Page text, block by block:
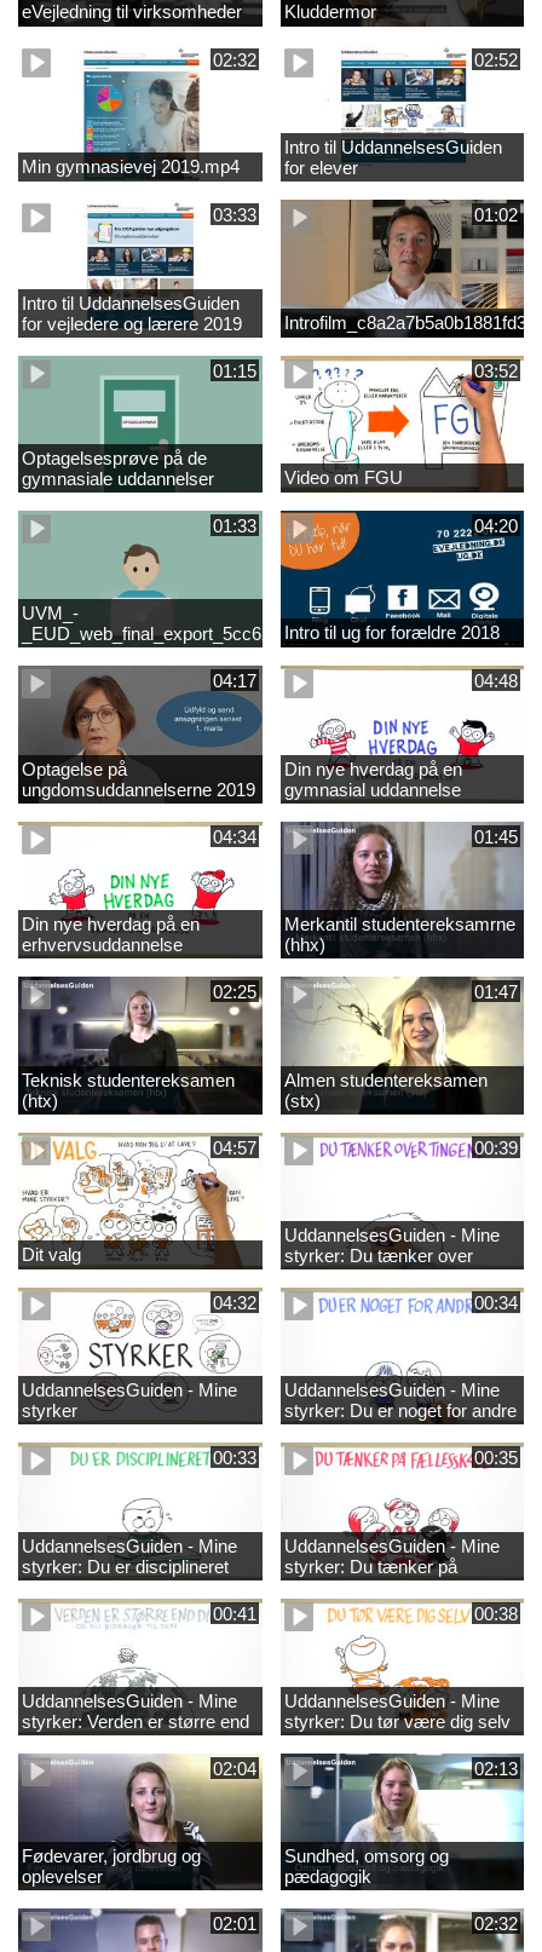
eVejledning til virksomheder Kluddermor
02:32
Min gymnasievej 2019.mp4
02:52
Intro til UddannelsesGuiden
for elever
03:33
Intro til UddannelsesGuiden
for vejledere og lærere 2019
01:02
01:15
Optagelsesprøve på de
gymnasiale uddannelser
03:52
Video om FGU
01:33
UVM_-
04:20
Intro til ug for forældre 2018
04:17
Optagelse på
ungdomsuddannelserne 2019
04:48
Din nye hverdag på en
gymnasial uddannelse
04:34
Din nye hverdag på en
erhvervsuddannelse
01:45
Merkantil studentereksamrne
(hhx)
02:25
Teknisk studentereksamen
(htx)
01:47
Almen studentereksamen
(stx)
04:57
Dit valg
00:39
UddannelsesGuiden - Mine
styrker: Du tænker over
tingene
04:32
UddannelsesGuiden - Mine
styrker
00:34
UddannelsesGuiden - Mine
styrker: Du er noget for andre
00:33
UddannelsesGuiden - Mine
styrker: Du er disciplineret
00:35
UddannelsesGuiden - Mine
styrker: Du tænker på
fællesskabet
00:41
UddannelsesGuiden - Mine
styrker: Verden er større end
dig og du bidrager til den
00:38
UddannelsesGuiden - Mine
styrker: Du tør være dig selv
02:04
Fødevarer, jordbrug og
oplevelser
02:13
Sundhed, omsorg og
pædagogik
02:01 02:32